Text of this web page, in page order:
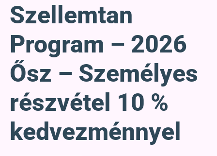
Szellemtan
Program – 2026
Ősz – Személyes
részvétel 10 %
kedvezménnyel